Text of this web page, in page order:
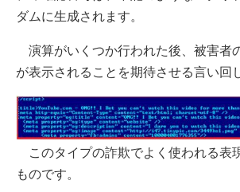
ダムに生成されます。
演算がいくつか行われた後、被害者
が表示されることを期待させる言い回
このタイプの詐欺でよく使われる表
ものです。